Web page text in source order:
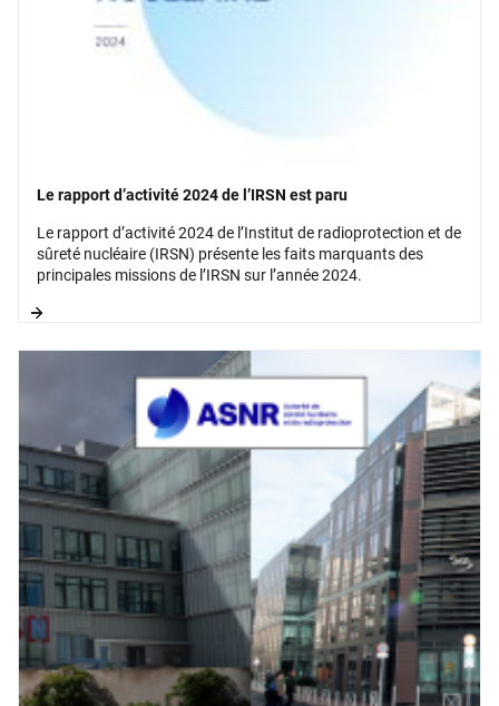
Le rapport d’activité 2024 de l’IRSN est paru
Le rapport d’activité 2024 de l’Institut de radioprotection et de
sûreté nucléaire (IRSN) présente les faits marquants des
principales missions de l’IRSN sur l’année 2024.